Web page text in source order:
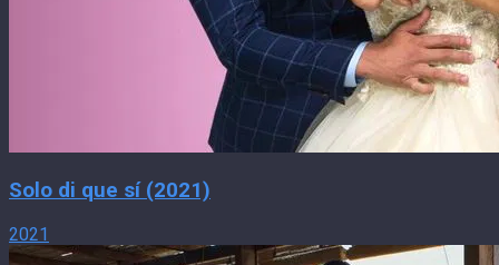
Solo di que sí (2021)
2021